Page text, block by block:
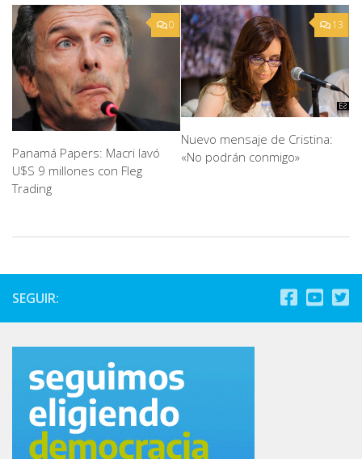
0
Panamá Papers: Macri lavó
U$S 9 millones con Fleg
Trading
13
Nuevo mensaje de Cristina:
«No podrán conmigo»
SEGUIR: